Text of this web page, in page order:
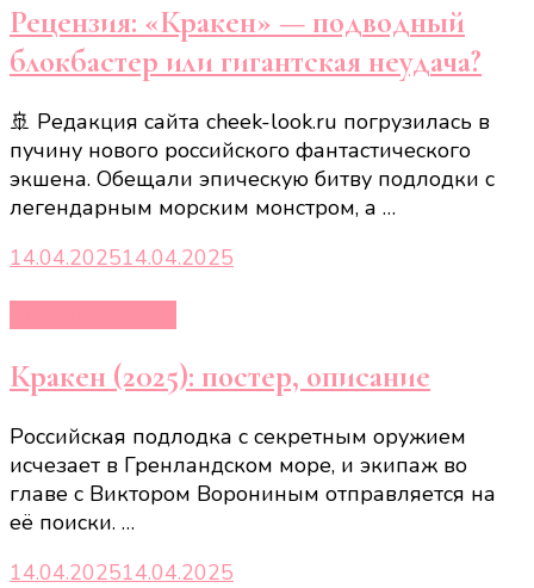
Рецензия: «Кракен» — подводный
блокбастер или гигантская неудача?
🚢 Редакция сайта cheek-look.ru погрузилась в
пучину нового российского фантастического
экшена. Обещали эпическую битву подлодки с
легендарным морским монстром, а …
14.04.202514.04.2025
Кракен (2025): постер, описание
Российская подлодка с секретным оружием
исчезает в Гренландском море, и экипаж во
главе с Виктором Ворониным отправляется на
её поиски. …
14.04.202514.04.2025